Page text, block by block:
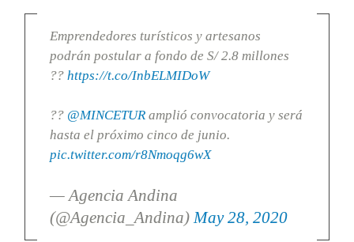
Emprendedores turísticos y artesanos
podrán postular a fondo de S/ 2.8 millones
?? https://t.co/InbELMIDoW
?? @MINCETURamplió convocatoria y será
hasta el próximo cinco de junio.
pic.twitter.com/r8Nmoqg6wX
— Agencia Andina
(@Agencia_Andina) May 28, 2020